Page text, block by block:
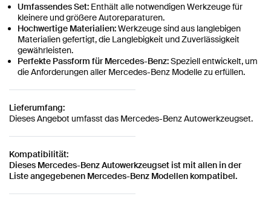
Umfassendes Set: Enthält alle notwendigen Werkzeuge für
kleinere und größere Autoreparaturen.
Hochwertige Materialien:Werkzeuge sind aus langlebigen
Materialien gefertigt, die Langlebigkeit und Zuverlässigkeit
gewährleisten.
Perfekte Passform für Mercedes-Benz:Speziell entwickelt, um
die Anforderungen aller Mercedes-Benz Modelle zu erfüllen.
Lieferumfang:
Dieses Angebot umfasst das Mercedes-Benz Autowerkzeugset.
Kompatibilität:
Dieses Mercedes-Benz Autowerkzeugset ist mit allen in der
Liste angegebenen Mercedes-Benz Modellen kompatibel.